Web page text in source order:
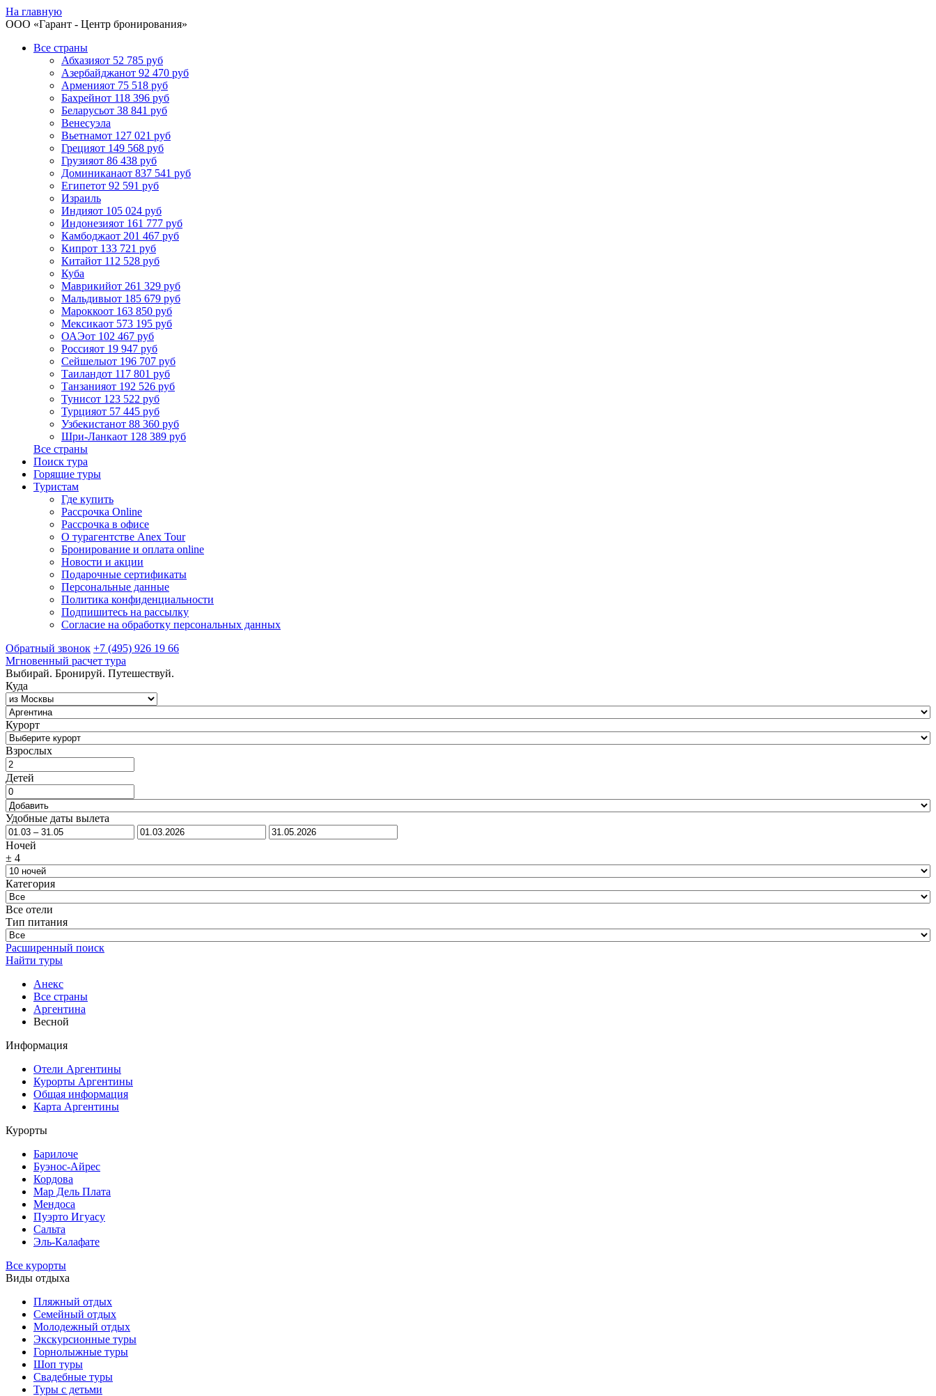
На главную
ООО «Гарант - Центр бронирования»
Все страны
Абхазияот 52 785 руб
Азербайджанот 92 470 руб
Арменияот 75 518 руб
Бахрейнот 118 396 руб
Беларусьот 38 841 руб
Венесуэла
Вьетнамот 127 021 руб
Грецияот 149 568 руб
Грузияот 86 438 руб
Доминиканаот 837 541 руб
Египетот 92 591 руб
Израиль
Индияот 105 024 руб
Индонезияот 161 777 руб
Камбоджаот 201 467 руб
Кипрот 133 721 руб
Китайот 112 528 руб
Куба
Маврикийот 261 329 руб
Мальдивыот 185 679 руб
Мароккоот 163 850 руб
Мексикаот 573 195 руб
ОАЭот 102 467 руб
Россияот 19 947 руб
Сейшелыот 196 707 руб
Таиландот 117 801 руб
Танзанияот 192 526 руб
Тунисот 123 522 руб
Турцияот 57 445 руб
Узбекистанот 88 360 руб
Шри-Ланкаот 128 389 руб
Все страны
Поиск тура
Горящие туры
Туристам
Где купить
Рассрочка Online
Рассрочка в офисе
О турагентстве Anex Tour
Бронирование и оплата online
Новости и акции
Подарочные сертификаты
Персональные данные
Политика конфиденциальности
Подпишитесь на рассылку
Согласие на обработку персональных данных
Обратный звонок +7 (495) 926 19 66
Мгновенный расчет тура
Выбирай. Бронируй. Путешествуй.
Куда
Курорт
Взрослых
Детей
Удобные даты вылета
Ночей
± 4
Категория
Все отели
Тип питания
Расширенный поиск
Найти туры
Анекс
Все страны
Аргентина
Весной
Информация
Отели Аргентины
Курорты Аргентины
Общая информация
Карта Аргентины
Курорты
Барилоче
Буэнос-Айрес
Кордова
Мар Дель Плата
Мендоса
Пуэрто Игуасу
Сальта
Эль-Калафате
Все курорты
Виды отдыха
Пляжный отдых
Семейный отдых
Молодежный отдых
Экскурсионные туры
Горнолыжные туры
Шоп туры
Свадебные туры
Туры с детьми